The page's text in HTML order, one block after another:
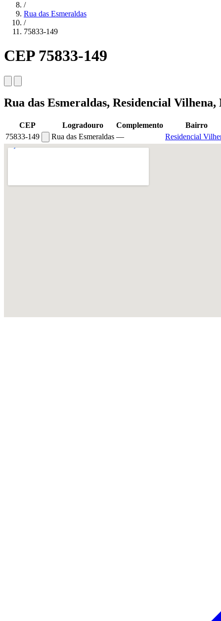
/
Rua das Esmeraldas
/
75833-149
CEP 75833-149
Rua das Esmeraldas, Residencial
CEP Logradouro Complemento Bairro
75833-149
Rua das Esmeraldas — Residencial